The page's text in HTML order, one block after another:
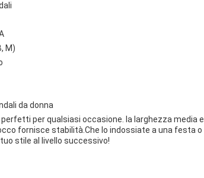
M)
da donna
per qualsiasi occasione. la larghezza media
fornisce stabilità.Che lo indossiate a una festa
stile al livello successivo!